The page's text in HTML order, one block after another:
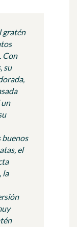
gratén
Con
su
buenos
el
la